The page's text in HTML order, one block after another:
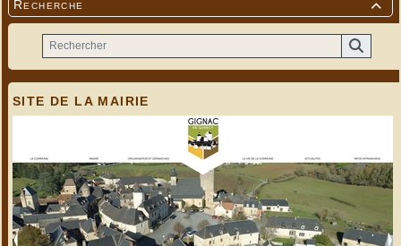

Recherche
SITE DE LA MAIRIE